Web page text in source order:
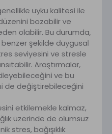
uyku kalitesi ile
bozabilir ve
olabilir. Bu durumda,
şekilde duygusal
seviyesini ve stresle
Araştırmalar,
ve bu
de değiştirebileceğini
etkilemekle kalmaz,
üzerinde de olumsuz
stres, bağışıklık